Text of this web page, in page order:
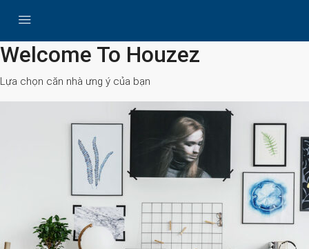
Search
Welcome To Houzez
Lựa chọn căn nhà ưng ý của bạn